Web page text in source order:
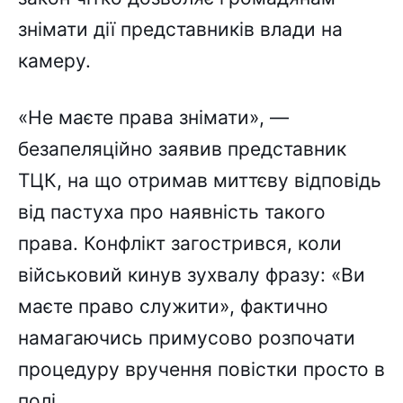
знімати дії представників влади на
камеру.
«Не маєте права знімати», —
безапеляційно заявив представник
ТЦК, на що отримав миттєву відповідь
від пастуха про наявність такого
права. Конфлікт загострився, коли
військовий кинув зухвалу фразу: «Ви
маєте право служити», фактично
намагаючись примусово розпочати
процедуру вручення повістки просто в